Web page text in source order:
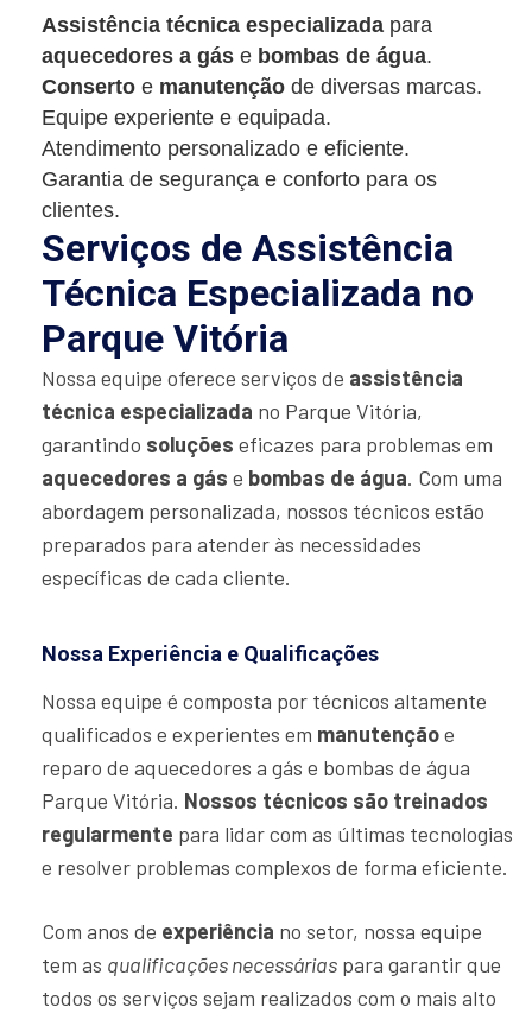
Assistência técnica especializada para
aquecedores a gás e bombas de água.
Conserto e manutenção de diversas marcas.
Equipe experiente e equipada.
Atendimento personalizado e eficiente.
Garantia de segurança e conforto para os
clientes.
Serviços de Assistência
Técnica Especializada no
Parque Vitória
Nossa equipe oferece serviços de assistência
técnica especializada no Parque Vitória,
garantindo soluções eficazes para problemas em
aquecedores a gás e bombas de água. Com uma
abordagem personalizada, nossos técnicos estão
preparados para atender às necessidades
específicas de cada cliente.
Nossa Experiência e Qualificações
Nossa equipe é composta por técnicos altamente
qualificados e experientes em manutençãoe
reparo de aquecedores a gás e bombas de água
Parque Vitória. Nossos técnicos são treinados
regularmente para lidar com as últimas tecnologias
e resolver problemas complexos de forma eficiente.
Com anos de experiência no setor, nossa equipe
tem as qualificações necessárias para garantir que
todos os serviços sejam realizados com o mais alto